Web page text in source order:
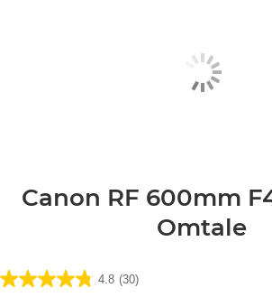
Canon RF 600mm
Omtale
4.8 (30)
4.8